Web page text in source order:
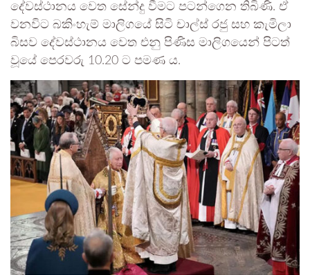
දේවස්ථානය වෙත සේන්දු වීමට පටන්ගෙන තිබිණි. ඒ
වනවිට බකිංහැම් මාලිගයේ සිටි චාල්ස් රජු සහ කැමිලා
බිසව දේවස්ථානය වෙත එනු පිණිස මාලිගයෙන් පිටත්
වූයේ පෙරවරු 10.20 ට පමණ ය.